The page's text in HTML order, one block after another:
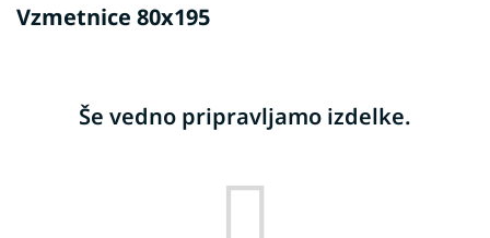
Vzmetnice 80x195
Še vedno pripravljamo izdelke.